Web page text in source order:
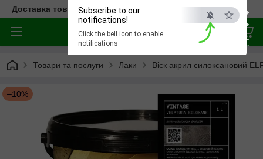
×
ESC
Subscribe to our
notifications!
Click the bell icon to enable
notifications
Доставка товара по всей Украине
Товари та послуги Лаки Віск акрил силоксановий
–10%